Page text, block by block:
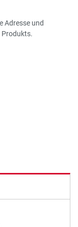
Adresse und
Produkts.